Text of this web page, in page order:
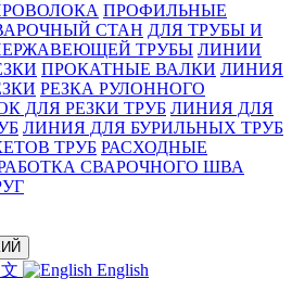
ПРОФИЛЬНЫЕ
СТАН ДЛЯ ТРУБЫ И
ТРУБЫ ЛИНИИ
ПРОКАТНЫЕ ВАЛКИ ЛИНИЯ
РЕЗКА РУЛОННОГО
ДЛЯ РЕЗКИ ТРУБ ЛИНИЯ ДЛЯ
ЛИНИЯ ДЛЯ БУРИЛЬНЫХ ТРУБ
ТРУБ РАСХОДНЫЕ
СВАРОЧНОГО ШВА
English